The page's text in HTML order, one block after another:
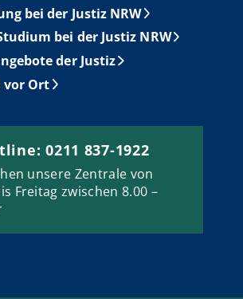
bei der Justiz NRW
bei der Justiz NRW
der Justiz
vor Ort
0211 837-1922
unsere Zentrale von
Freitag zwischen 8.00 –